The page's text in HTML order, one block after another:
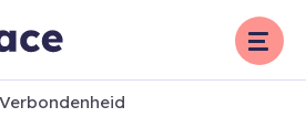
Verbondenheid